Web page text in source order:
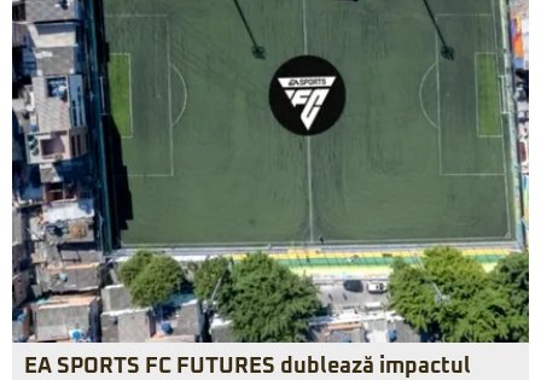
EA SPORTS FC FUTURES dublează impactul